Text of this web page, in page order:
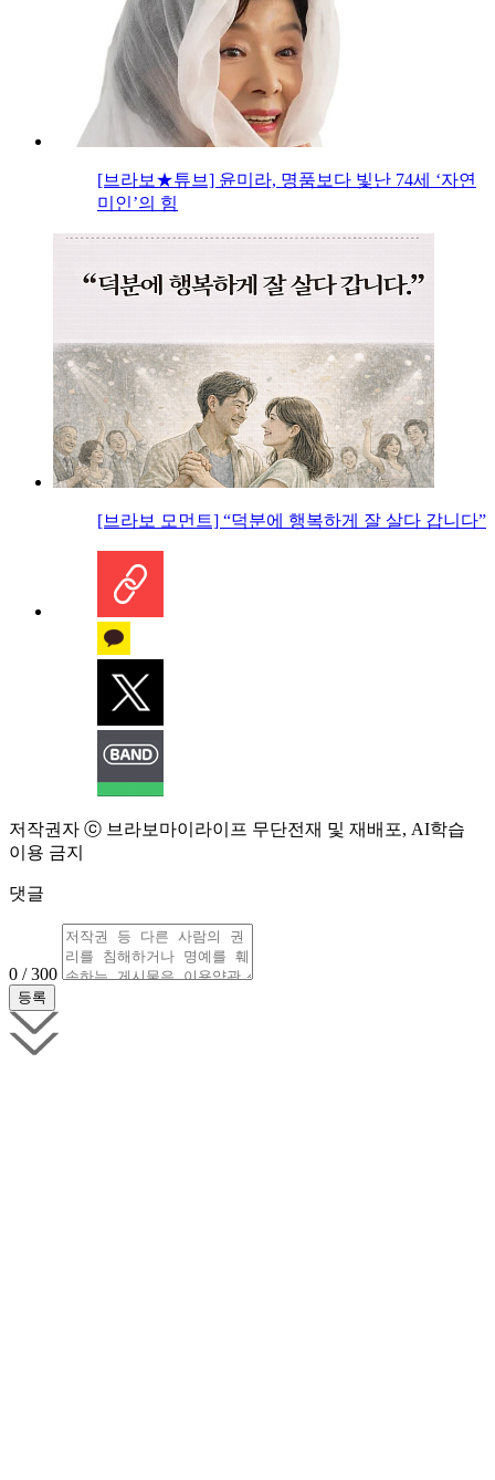
[브라보★튜브] 윤미라, 명품보다 빛난 74세 ‘자연
미인’의 힘
[브라보 모먼트] “덕분에 행복하게 잘 살다 갑니다”
저작권자 ⓒ 브라보마이라이프 무단전재 및 재배포, AI학습
이용 금지
댓글
0 / 300